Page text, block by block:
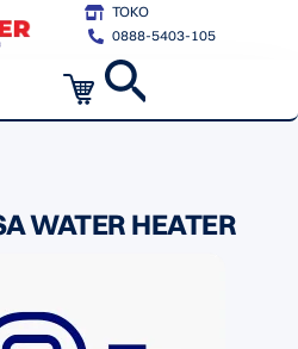
TOKO
0888-5403-105
Cart
WATER HEATER